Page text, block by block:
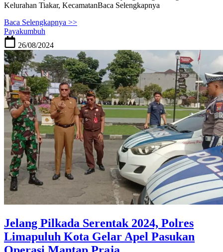
Kelurahan Tiakar, KecamatanBaca Selengkapnya
Baca Selengkapnya >>
Payakumbuh
26/08/2024
Jelang Pilkada Serentak 2024, Polres
Limapuluh Kota Gelar Apel Pasukan